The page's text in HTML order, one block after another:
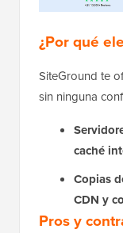
¿Por qué
SiteGround te
sin ninguna
caché
Copias
CDN y
Pros y